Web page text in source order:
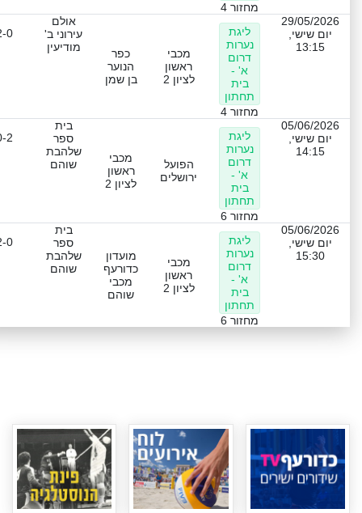
מחזור 4
29/05/2026
יום שישי,
13:15
ליגת
נערות
דרום
א' -
בית
תחתון
מחזור 4
מכבי
ראשון
לציון 2
כפר
הנוער
בן שמן
אולם
עירוני ב'
מודיעין
0
05/06/2026
יום שישי,
14:15
ליגת
נערות
דרום
א' -
בית
תחתון
מחזור 6
הפועל
ירושלים
מכבי
ראשון
לציון 2
בית
ספר
שלהבת
שוהם
2
05/06/2026
יום שישי,
15:30
ליגת
נערות
דרום
א' -
בית
תחתון
מחזור 6
מכבי
ראשון
לציון 2
מועדון
כדורעף
מכבי
שוהם
בית
ספר
שלהבת
שוהם
0